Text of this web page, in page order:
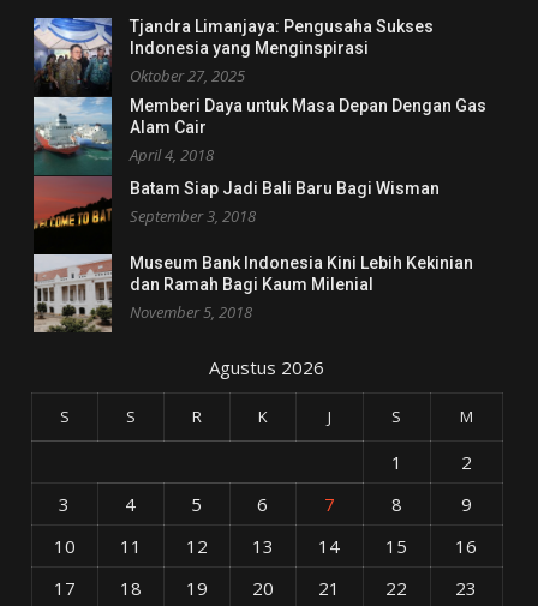
Tjandra Limanjaya: Pengusaha Sukses
Indonesia yang Menginspirasi
Oktober 27, 2025
Memberi Daya untuk Masa Depan Dengan Gas
Alam Cair
April 4, 2018
Batam Siap Jadi Bali Baru Bagi Wisman
September 3, 2018
Museum Bank Indonesia Kini Lebih Kekinian
dan Ramah Bagi Kaum Milenial
November 5, 2018
Agustus 2026
S S R K J S M
1
2
3
4 5 6 7 8
9
10
11 12 13 14 15
16
17
18 19 20 21 22 23